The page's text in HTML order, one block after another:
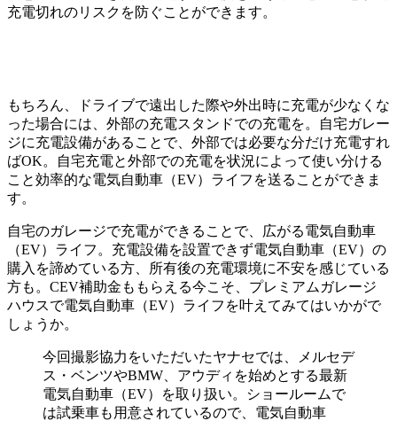
充電切れのリスクを防ぐことができます。
もちろん、ドライブで遠出した際や外出時に充電が少なくな
った場合には、外部の充電スタンドでの充電を。自宅ガレー
ジに充電設備があることで、外部では必要な分だけ充電すれ
ばOK。自宅充電と外部での充電を状況によって使い分ける
こと効率的な電気自動車（EV）ライフを送ることができま
す。
自宅のガレージで充電ができることで、広がる電気自動車
（EV）ライフ。充電設備を設置できず電気自動車（EV）の
購入を諦めている方、所有後の充電環境に不安を感じている
方も。CEV補助金ももらえる今こそ、プレミアムガレージ
ハウスで電気自動車（EV）ライフを叶えてみてはいかがで
しょうか。
今回撮影協力をいただいたヤナセでは、メルセデ
ス・ベンツやBMW、アウディを始めとする最新
電気自動車（EV）を取り扱い。ショールームで
は試乗車も用意されているので、電気自動車